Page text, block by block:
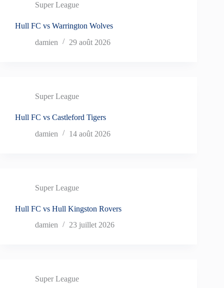
Super League
Hull FC vs Warrington Wolves
damien
29 août 2026
Super League
Hull FC vs Castleford Tigers
damien
14 août 2026
Super League
Hull FC vs Hull Kingston Rovers
damien
23 juillet 2026
Super League